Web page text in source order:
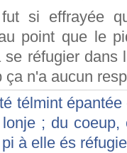
si effrayée
point que le
réfugier dans
n'a aucun
télmint
; du coeup,
à elle és